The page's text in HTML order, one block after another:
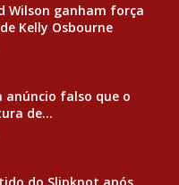
Wilson ganham força
Kelly Osbourne
anúncio falso que o
de...
do Slipknot após